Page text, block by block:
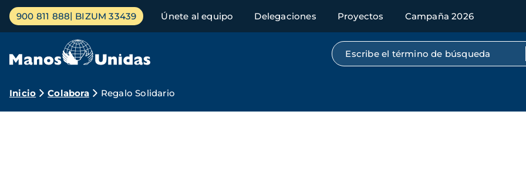
Pasar
contenido
Menú
principal
900 811 888 BIZUM 33439 Únete al equipo Delegaciones Proyectos Campaña 2026
Búsqueda por texto completo
Ruta
Inicio Colabora Regalo Solidario